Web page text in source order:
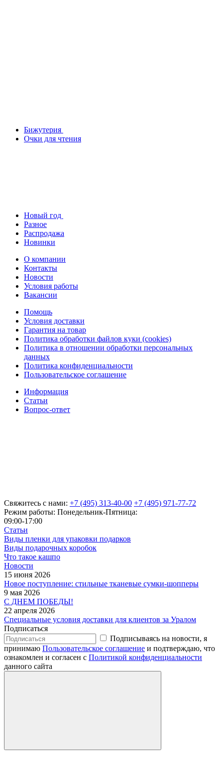
Бижутерия
Очки для чтения
Новый год
Разное
Распродажа
Новинки
О компании
Контакты
Новости
Условия работы
Вакансии
Помощь
Условия доставки
Гарантия на товар
Политика обработки файлов куки (cookies)
Политика в отношении обработки персональных
данных
Политика конфиденциальности
Пользовательское соглашение
Информация
Статьи
Вопрос-ответ
Свяжитесь с нами: +7 (495) 313-40-00 +7 (495) 971-77-72
Режим работы: Понедельник-Пятница:
09:00-17:00
Статьи
Виды пленки для упаковки подарков
Виды подарочных коробок
Что такое кашпо
Новости
15 июня 2026
Новое поступление: стильные тканевые сумки-шопперы
9 мая 2026
С ДНЕМ ПОБЕДЫ!
22 апреля 2026
Специальные условия доставки для клиентов за Уралом
Подписаться
Подписываясь на новости, я
принимаю Пользовательское соглашение и подтверждаю, что
ознакомлен и согласен с Политикой конфиденциальности
данного сайта